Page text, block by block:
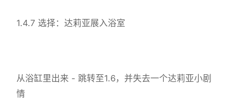
1.4.7 选择：达莉亚展入浴室
从浴缸里出来 - 跳转至1.6，并失去一个达莉亚小剧
情